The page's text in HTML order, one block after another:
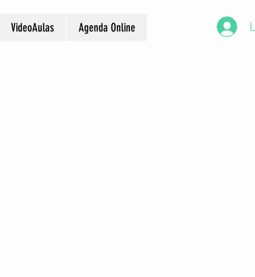
VideoAulas Agenda Online